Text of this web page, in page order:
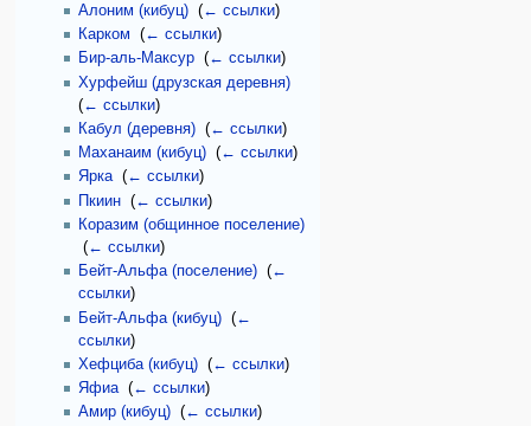
Алоним (кибуц) ‎(← ссылки)
Карком ‎(← ссылки)
Бир-аль-Максур ‎(← ссылки)
Хурфейш (друзская деревня)
(← ссылки)
Кабул (деревня) ‎(← ссылки)
Маханаим (кибуц) ‎(← ссылки)
Ярка‎(← ссылки)
Пкиин ‎(← ссылки)
Коразим (общинное поселение)
‎(← ссылки)
Бейт-Альфа (поселение) ‎(←
ссылки)
Бейт-Альфа (кибуц) ‎(←
ссылки)
Хефциба (кибуц) ‎(← ссылки)
Яфиа‎(← ссылки)
Амир (кибуц) ‎(← ссылки)